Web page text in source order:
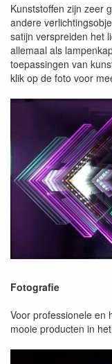
Kunststoffen zijn zeer
andere
satijn verspreiden het
allemaal als
toepassingen van
klik op de foto voor
Fotografie
Voor professionele en
mooie producten in